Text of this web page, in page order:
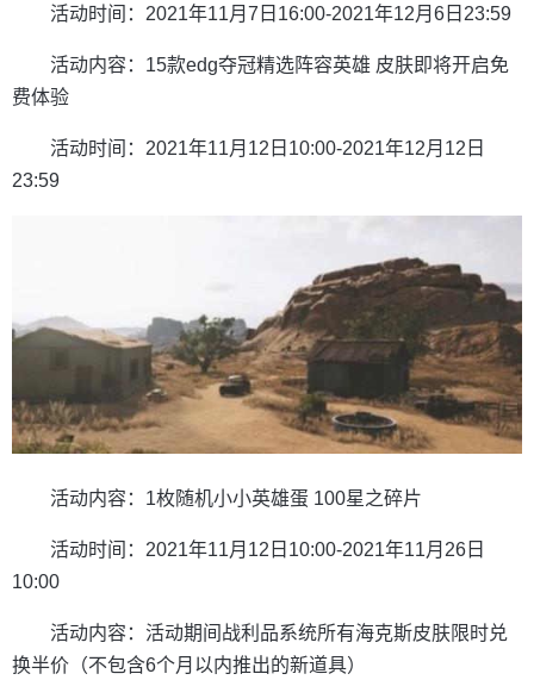
活动时间：2021年11月7日16:00-2021年12月6日23:59
活动内容：15款edg夺冠精选阵容英雄 皮肤即将开启免
费体验
活动时间：2021年11月12日10:00-2021年12月12日
23:59
活动内容：1枚随机小小英雄蛋 100星之碎片
活动时间：2021年11月12日10:00-2021年11月26日
10:00
活动内容：活动期间战利品系统所有海克斯皮肤限时兑
换半价（不包含6个月以内推出的新道具）